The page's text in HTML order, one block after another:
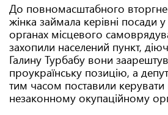
До повномасштабного
жінка займала керівні посади
органах місцевого
захопили населений пункт,
Галину Турбабу вони
проукраїнську позицію, а
тим часом поставили
незаконному окупаційному